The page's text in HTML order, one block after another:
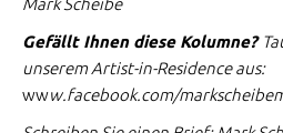
Mark Scheibe
Gefällt Ihnen diese Kolumne?
unserem Artist-in-Residence aus:
www.facebook.com/